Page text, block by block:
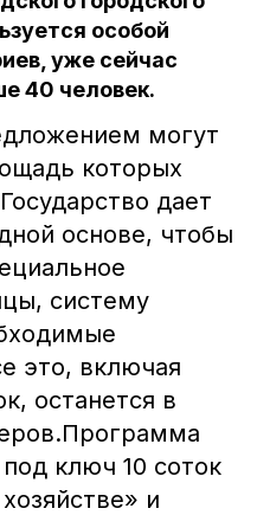
особой
уже сейчас
40 человек.
могут
которых
дает
основе, чтобы
систему
это, включая
останется в
ключ 10 соток
и